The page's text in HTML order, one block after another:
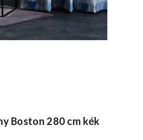
Boston 280 cm kék